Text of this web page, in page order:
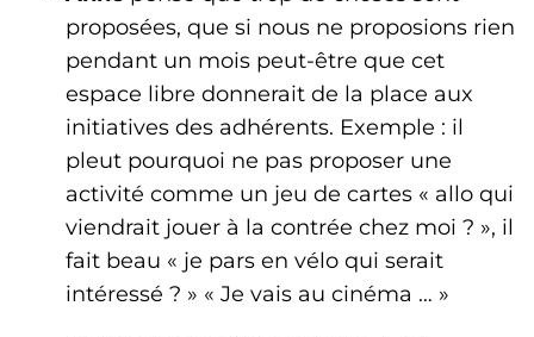
proposées, que si nous ne proposions rien
pendant un mois peut-être que cet
espace libre donnerait de la place aux
initiatives des adhérents. Exemple : il
pleut pourquoi ne pas proposer une
activité comme un jeu de cartes « allo qui
viendrait jouer à la contrée chez moi ? », il
fait beau « je pars en vélo qui serait
intéressé ? » « Je vais au cinéma … »